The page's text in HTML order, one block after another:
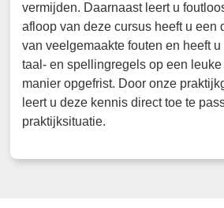
vermijden. Daarnaast leert u
afloop van deze cursus heeft u een
van veelgemaakte fouten en heeft
taal- en spellingregels op een
manier opgefrist. Door onze
leert u deze kennis direct toe te
praktijksituatie.